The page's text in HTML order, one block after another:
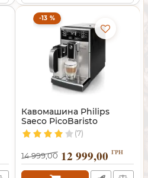
-13 %
Кавомашина Philips
Saeco PicoBaristo
(7)
14 999,00 12 999,00 ГРН